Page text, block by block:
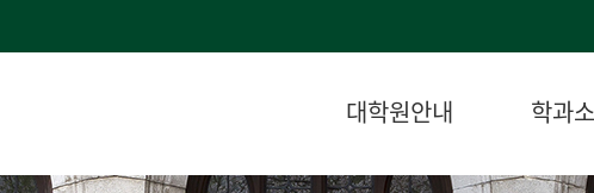
대학원안내 학과